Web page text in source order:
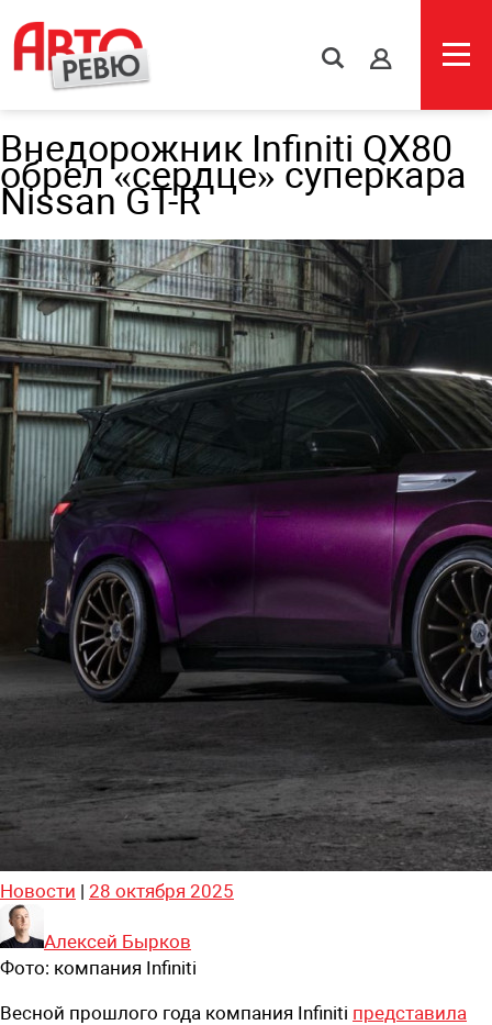
s
Внедорожник Infiniti QX80
обрел «сердце» суперкара
Nissan GT-R
Новости | 28 октября 2025
Алексей Бырков
Фото: компания Infiniti
Весной прошлого года компания Infiniti представила